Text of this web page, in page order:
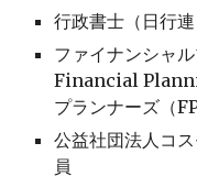
行政書士（日行
ファイナンシャ
Financial
プランナーズ（
公益社団法人コ
員